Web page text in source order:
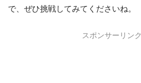
で、ぜひ挑戦してみてくださいね。
スポンサーリンク